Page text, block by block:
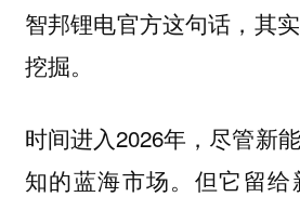
智邦锂电官方这句话，其
挖掘。
时间进入2026年，尽管新
知的蓝海市场。但它留